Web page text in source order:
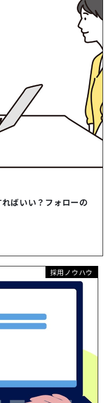
ばいい？フォローの
採用ノウハウ